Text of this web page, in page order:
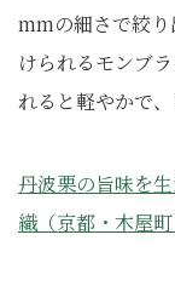
mmの細さで絞
けられるモンブ
れると軽やかで、
丹波栗の旨味を
織（京都・木屋